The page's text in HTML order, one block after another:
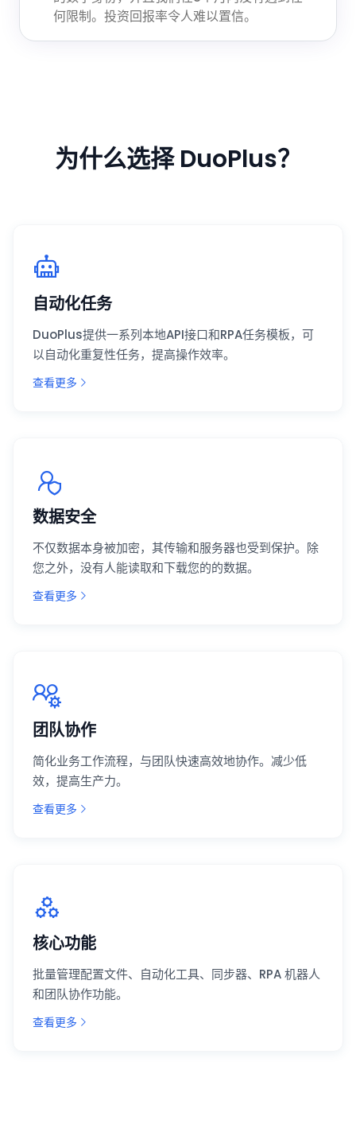
何限制。投资回报率令人难以置信。
为什么选择 DuoPlus？
自动化任务
DuoPlus提供一系列本地API接口和RPA任务模板，可
以自动化重复性任务，提高操作效率。
查看更多
数据安全
不仅数据本身被加密，其传输和服务器也受到保护。除
您之外，没有人能读取和下载您的的数据。
查看更多
团队协作
简化业务工作流程，与团队快速高效地协作。减少低
效，提高生产力。
查看更多
核心功能
批量管理配置文件、自动化工具、同步器、RPA 机器人
和团队协作功能。
查看更多